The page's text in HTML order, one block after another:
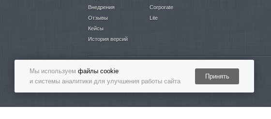
Внедрения
Отзывы
Кейсы
История версий
Corporate
Lite
8-800-5555-864
Мы используем файлы cookie
и системы аналитики для улучшения работы сайта
Принять